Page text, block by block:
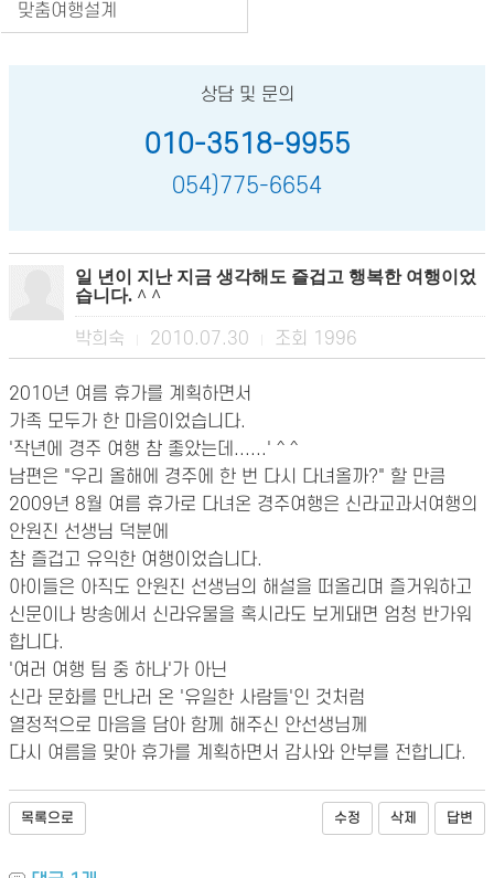
맞춤여행설계
상담 및 문의
010-3518-9955
054)775-6654
일 년이 지난 지금 생각해도 즐겁고 행복한 여행이었
습니다. ^ ^
박희숙 2010.07.30 조회 1996
2010년 여름 휴가를 계획하면서
가족 모두가 한 마음이었습니다.
'작년에 경주 여행 참 좋았는데......' ^ ^
남편은 "우리 올해에 경주에 한 번 다시 다녀올까?" 할 만큼
2009년 8월 여름 휴가로 다녀온 경주여행은 신라교과서여행의
안원진 선생님 덕분에
참 즐겁고 유익한 여행이었습니다.
아이들은 아직도 안원진 선생님의 해설을 떠올리며 즐거워하고
신문이나 방송에서 신라유물을 혹시라도 보게돼면 엄청 반가워
합니다.
'여러 여행 팀 중 하나'가 아닌
신라 문화를 만나러 온 '유일한 사람들'인 것처럼
열정적으로 마음을 담아 함께 해주신 안선생님께
다시 여름을 맞아 휴가를 계획하면서 감사와 안부를 전합니다.
목록으로 수정 삭제 답변